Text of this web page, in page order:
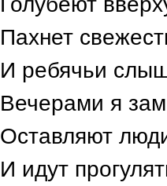
Пахнет
И ребячьи
Вечерами я
Оставляют
И идут